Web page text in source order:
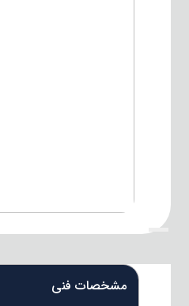
{title}
مشخصات فنی